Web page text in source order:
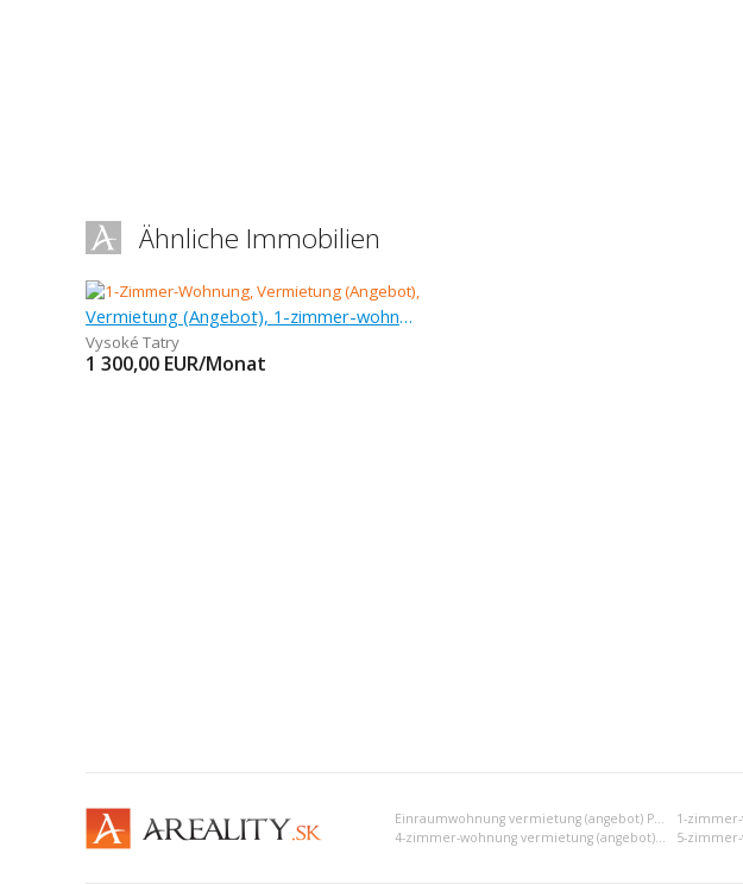
Ähnliche Immobilien
Vermietung (Angebot), 1-zimmer-wohnung, 38 m
Vysoké Tatry
1 300,00 EUR/Monat
Einraumwohnung vermietung (angebot) Poprad
4-zimmer-wohnung vermietung (angebot) Poprad